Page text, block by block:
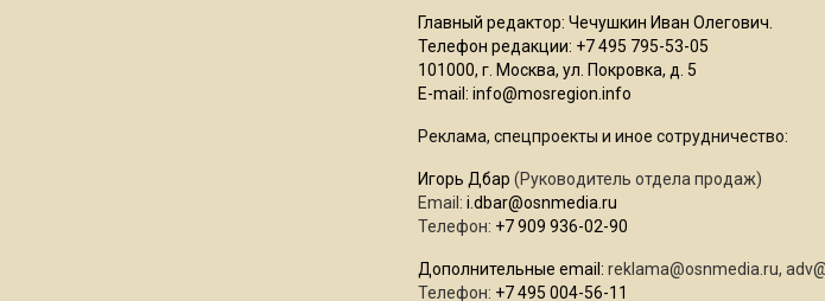
Главный редактор: Чечушкин Иван Олегович.
Телефон редакции: +7 495 795-53-05
101000, г. Москва, ул. Покровка, д. 5
E-mail: info@mosregion.info
Реклама, спецпроекты и иное сотрудничество:
Игорь Дбар (Руководитель отдела продаж)
Email: i.dbar@osnmedia.ru
Телефон: +7 909 936-02-90
Дополнительные email: reklama@osnmedia.ru,
Телефон: +7 495 004-56-11